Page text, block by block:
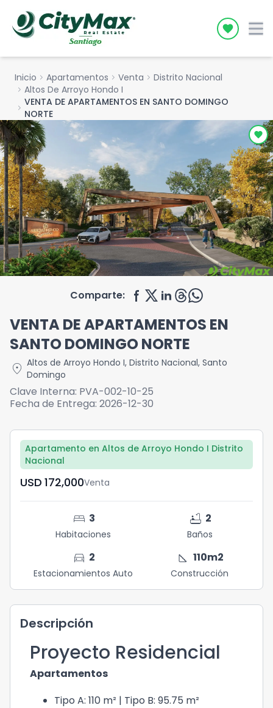
Icon
Inicio chevron_right Apartamentos chevron_right Venta chevron_right Distrito Nacional
chevron_right Altos De Arroyo Hondo I
chevron_right VENTA DE APARTAMENTOS EN SANTO DOMINGO
NORTE
Comparte:
VENTA DE APARTAMENTOS EN
SANTO DOMINGO NORTE
location_on Altos de Arroyo Hondo I, Distrito Nacional, Santo
Domingo
Clave Interna: PVA-002-10-25
Fecha de Entrega: 2026-12-30
Apartamento en Altos de Arroyo Hondo I Distrito
Nacional
USD	172,000Venta
bed 3
Habitaciones
bathtub 2
Baños
directions_car 2
Estacionamientos Auto
square_foot 110m2
Construcción
Descripción
Proyecto Residencial
Apartamentos
Tipo A: 110 m² | Tipo B: 95.75 m²